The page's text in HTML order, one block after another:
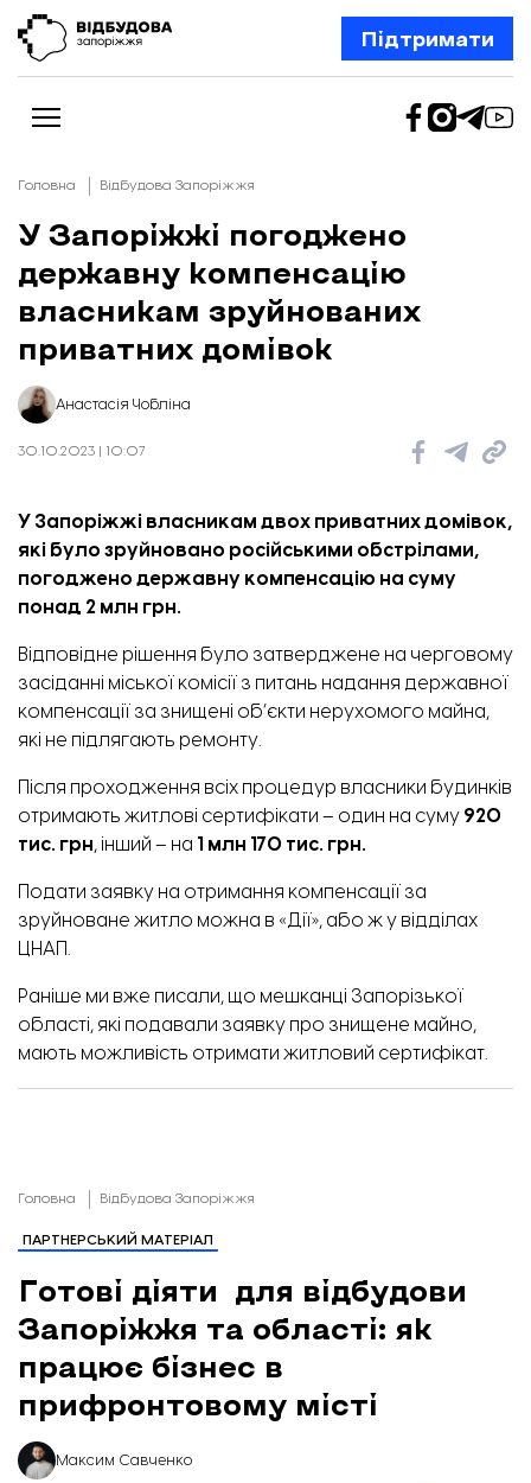
Підтримати
Новини
Відбудова Запоріжжя
Ексклюзив
Шлях додому
Колонки
Про нас
Редакційна політика
Головна Відбудова Запоріжжя
У Запоріжжі погоджено
державну компенсацію
власникам зруйнованих
приватних домівок
Анастасія Чобліна
30.10.2023 | 10:07
У Запоріжжі власникам двох приватних домівок,
які було зруйновано російськими обстрілами,
погоджено державну компенсацію на суму
понад 2 млн грн.
Відповідне рішення було затверджене на черговому
засіданні міської комісії з питань надання державної
компенсації за знищені об’єкти нерухомого майна,
які не підлягають ремонту.
Після проходження всіх процедур власники будинків
отримають житлові сертифікати – один на суму 920
тис. грн, інший – на 1 млн 170 тис. грн.
Подати заявку на отримання компенсації за
зруйноване житло можна в «Дії», або ж у відділах
ЦНАП.
Раніше ми вже писали, що мешканці Запорізької
області, які подавали заявку про знищене майно,
мають можливість отримати житловий сертифікат.
Головна Відбудова Запоріжжя
ПАРТНЕРСЬКИЙ МАТЕРІАЛ
Готові діяти для відбудови
Запоріжжя та області: як
працює бізнес в
прифронтовому місті
Максим Савченко